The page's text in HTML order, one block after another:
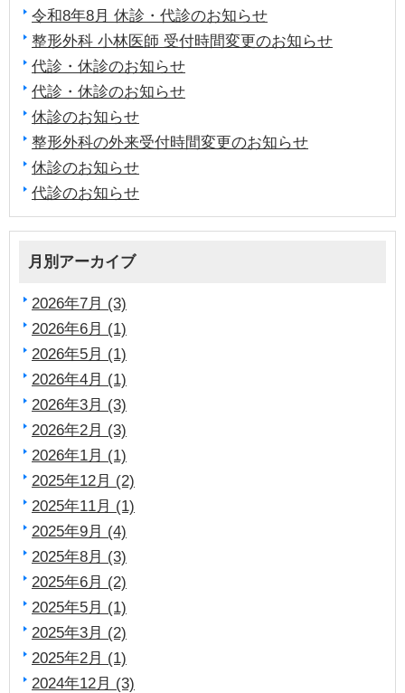
令和8年8月 休診・代診のお知らせ
整形外科 小林医師 受付時間変更のお知らせ
代診・休診のお知らせ
代診・休診のお知らせ
休診のお知らせ
整形外科の外来受付時間変更のお知らせ
休診のお知らせ
代診のお知らせ
月別アーカイブ
2026年7月 (3)
2026年6月 (1)
2026年5月 (1)
2026年4月 (1)
2026年3月 (3)
2026年2月 (3)
2026年1月 (1)
2025年12月 (2)
2025年11月 (1)
2025年9月 (4)
2025年8月 (3)
2025年6月 (2)
2025年5月 (1)
2025年3月 (2)
2025年2月 (1)
2024年12月 (3)